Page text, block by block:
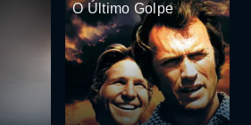
O Último Golpe